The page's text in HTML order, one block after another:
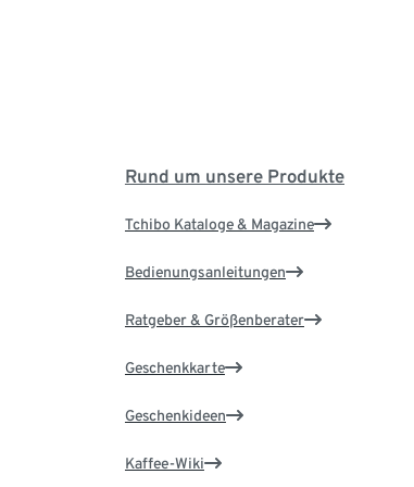
Rund um unsere Produkte
Tchibo Kataloge & Magazine
Bedienungsanleitungen
Ratgeber & Größenberater
Geschenkkarte
Geschenkideen
Kaffee-Wiki